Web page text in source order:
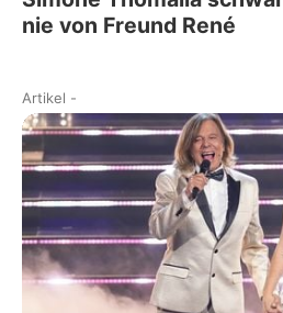
nie von Freund René
Artikel -